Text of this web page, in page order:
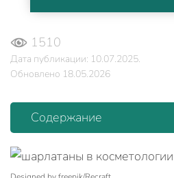
1510
Дата публикации: 10.07.2025.
Обновлено 18.05.2026
Содержание